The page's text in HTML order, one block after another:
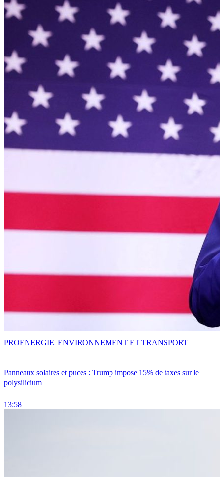
Panneaux solaires et puces : Trump impose 15% de taxes sur le
polysilicium
13:58
PROENERGIE, ENVIRONNEMENT ET TRANSPORT